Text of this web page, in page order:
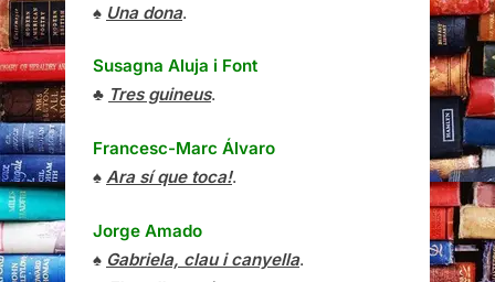
♠ Una dona.
Susagna Aluja i Font
♣ Tres guineus.
Francesc-Marc Álvaro
♠ Ara sí que toca!.
Jorge Amado
♠ Gabriela, clau i canyella.